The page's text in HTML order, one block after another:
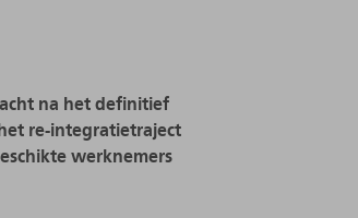
na het definitief
re-integratietraject
werknemers